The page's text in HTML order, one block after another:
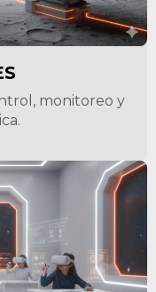
monitoreo y